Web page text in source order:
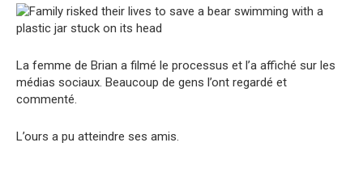
La femme de Brian a filmé le processus et l’a affiché sur les
médias sociaux. Beaucoup de gens l’ont regardé et
commenté.
L’ours a pu atteindre ses amis.